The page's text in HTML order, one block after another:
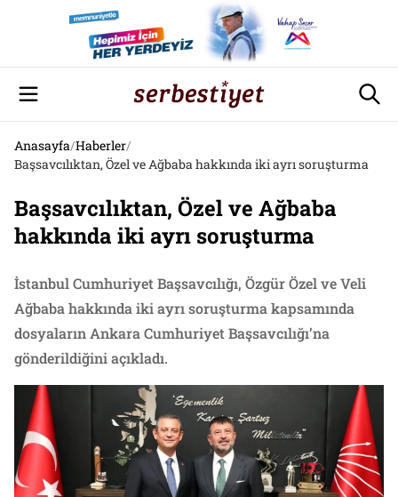
Anasayfa/Haberler/
Başsavcılıktan, Özel ve Ağbaba hakkında iki ayrı soruşturma
Başsavcılıktan, Özel ve Ağbaba
hakkında iki ayrı soruşturma
İstanbul Cumhuriyet Başsavcılığı, Özgür Özel ve Veli
Ağbaba hakkında iki ayrı soruşturma kapsamında
dosyaların Ankara Cumhuriyet Başsavcılığı’na
gönderildiğini açıkladı.